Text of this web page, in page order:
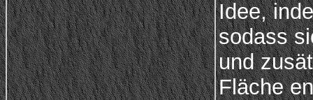
Idee,
sodass
und
Fläche